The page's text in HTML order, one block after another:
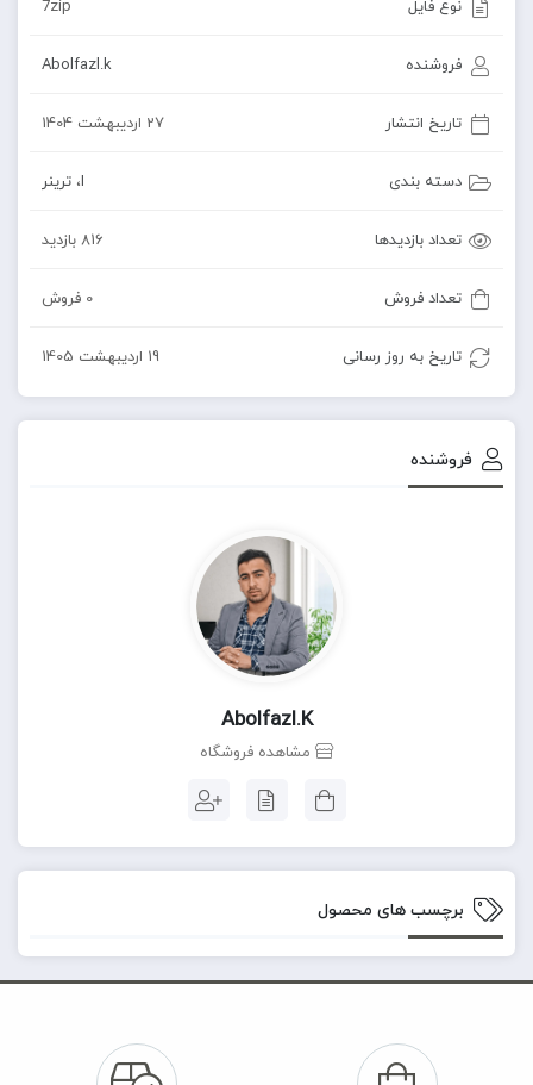
نوع فایل 7zip
فروشنده Abolfazl.k
تاریخ انتشار 27 اردیبهشت 1404
دسته بندی I، ترینر
تعداد بازدیدها 816 بازدید
تعداد فروش 0 فروش
تاریخ به روز رسانی 19 اردیبهشت 1405
فروشنده
Abolfazl.k
مشاهده فروشگاه
برچسب های محصول